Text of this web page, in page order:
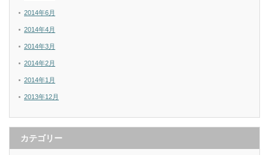
2014年6月
2014年4月
2014年3月
2014年2月
2014年1月
2013年12月
カテゴリー